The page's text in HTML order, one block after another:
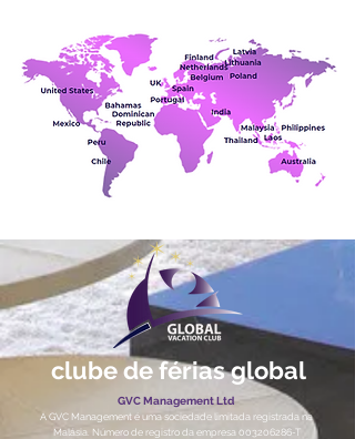
clube de férias global
GVC Management Ltd
A GVC Management é uma sociedade limitada registrada na
Malásia. Número de registro da empresa 003206286-T